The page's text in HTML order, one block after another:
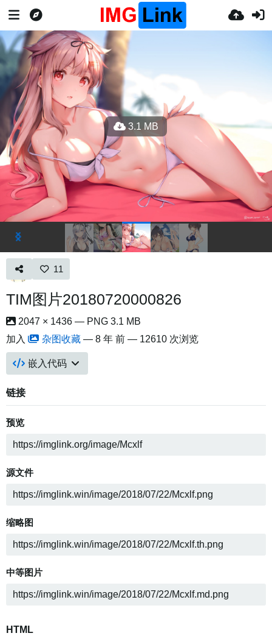
3.1 MB
11
TIM图片20180720000826
2047 × 1436 — PNG 3.1 MB
加入
杂图收藏 — 8 年 前 — 12610 次浏览
嵌入代码
链接
预览
源文件
缩略图
中等图片
HTML